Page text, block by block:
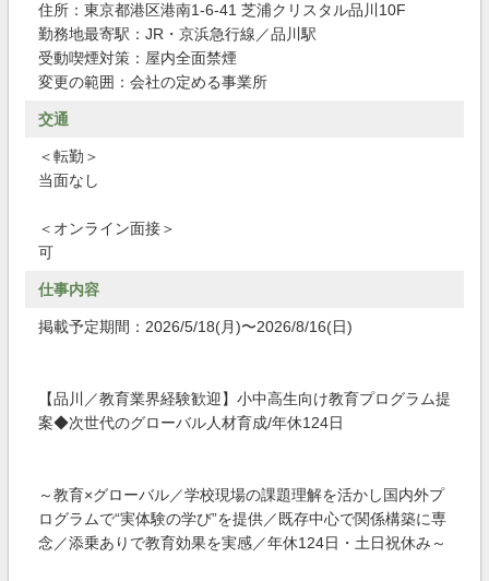
住所：東京都港区港南1-6-41 芝浦クリスタル品川10F
勤務地最寄駅：JR・京浜急行線／品川駅
受動喫煙対策：屋内全面禁煙
変更の範囲：会社の定める事業所
交通
＜転勤＞
当面なし
＜オンライン面接＞
可
仕事内容
掲載予定期間：2026/5/18(月)〜2026/8/16(日)
【品川／教育業界経験歓迎】小中高生向け教育プログラム提
案◆次世代のグローバル人材育成/年休124日
～教育×グローバル／学校現場の課題理解を活かし国内外プ
ログラムで“実体験の学び”を提供／既存中心で関係構築に専
念／添乗ありで教育効果を実感／年休124日・土日祝休み～